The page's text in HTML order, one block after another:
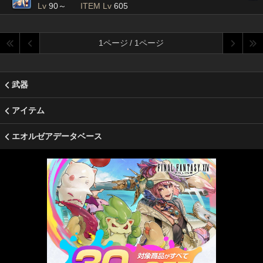
Lv 90～ ITEM Lv 605
1ページ / 1ページ
武器
アイテム
エオルゼアデータベース